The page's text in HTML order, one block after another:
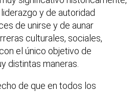
y de autoridad
de unirse y de aunar
culturales, sociales,
el único objetivo de
distintas maneras.
de que en todos los